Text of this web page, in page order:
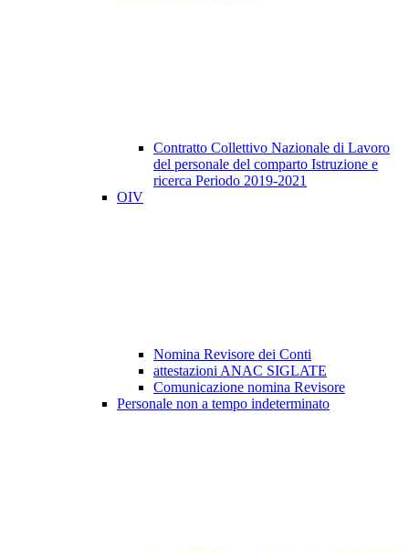
Contratto Collettivo Nazionale di Lavoro
del personale del comparto Istruzione e
ricerca Periodo 2019-2021
OIV
Nomina Revisore dei Conti
attestazioni ANAC SIGLATE
Comunicazione nomina Revisore
Personale non a tempo indeterminato